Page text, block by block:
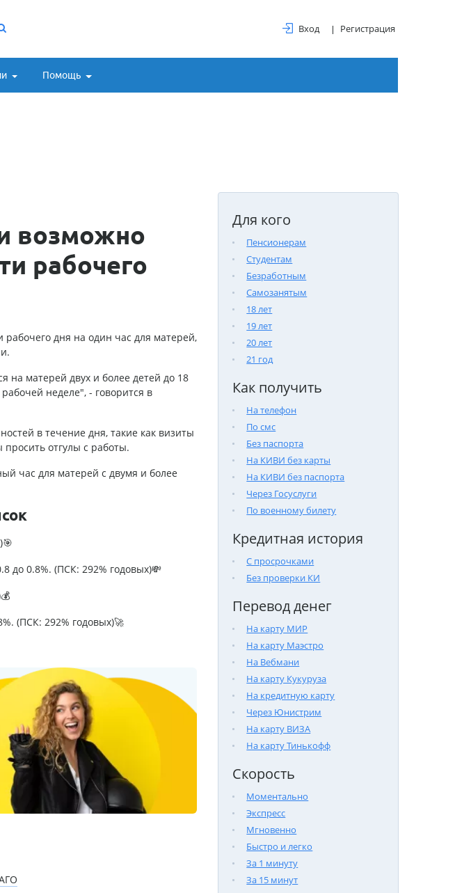
Вход Регистрация
Помощь
Для кого
Пенсионерам
Студентам
Безработным
Самозанятым
18 лет
19 лет
20 лет
21 год
Как получить
На телефон
По смс
Без паспорта
На КИВИ без карты
На КИВИ без паспорта
Через Госуслуги
По военному билету
Кредитная история
С просрочками
Без проверки КИ
Перевод денег
На карту МИР
На карту Маэстро
На Вебмани
На карту Кукуруза
На кредитную карту
Через Юнистрим
На карту ВИЗА
На карту Тинькофф
Скорость
Моментально
Экспресс
Мгновенно
Быстро и легко
За 1 минуту
За 15 минут
возможно
рабочего
дня на один час для матерей,
на матерей двух и более детей до 18
неделе", - говорится в
в течение дня, такие как визиты
отгулы с работы.
час для матерей с двумя и более
до 0.8%. (ПСК: 292% годовых)💸
(ПСК: 292% годовых)🚀